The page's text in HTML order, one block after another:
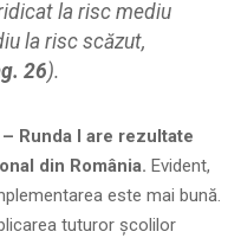
la risc mediu
la risc scăzut,
26).
Runda I are rezultate
din România. Evident,
este mai bună.
tuturor școlilor